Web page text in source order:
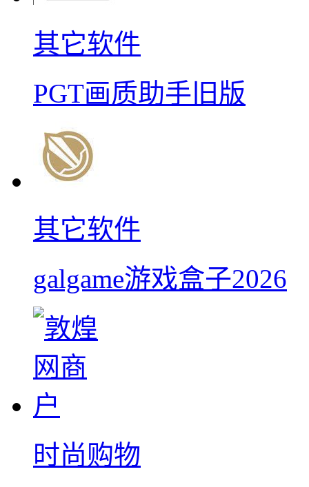
其它软件
PGT画质助手旧版
其它软件
galgame游戏盒子2026
时尚购物